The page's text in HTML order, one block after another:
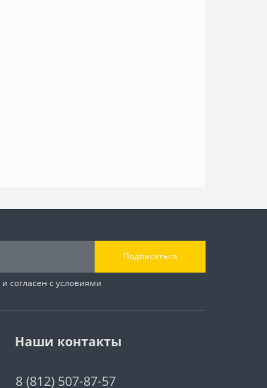
Подписаться
и согласен с условиями
Наши контакты
8 (812) 507-87-57